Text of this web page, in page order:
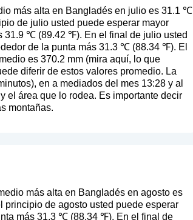
más alta en Bangladés en julio es 31.1 ℃
de julio usted puede esperar mayor
31.9 ℃ (89.42 ℉). En el final de julio usted
de la punta más 31.3 ℃ (88.34 ℉). El
es 370.2 mm (mira aquí, lo que
diferir de estos valores promedio. La
en a mediados del mes 13:28 y al
el área que lo rodea. Es importante decir
montañas.
más alta en Bangladés en agosto es
de agosto usted puede esperar
más 31.3 ℃ (88.34 ℉). En el final de